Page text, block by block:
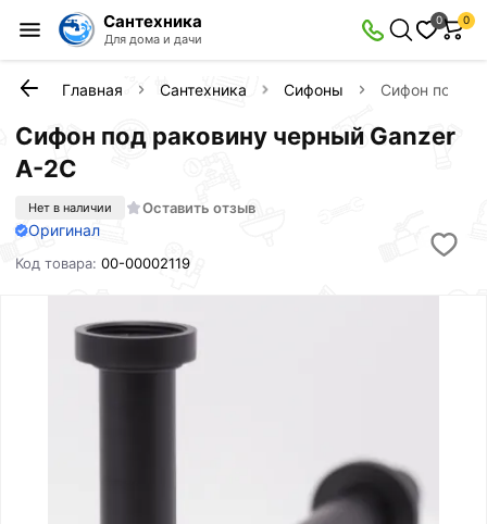
Сантехника
Для дома и дачи
0 0
Главная Сантехника Сифоны Сифон под
Сифон под раковину черный Ganzer
А-2C
Нет в наличии Оставить отзыв
Оригинал
Код товара:00-00002119